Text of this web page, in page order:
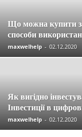
Що можна купити
способи
maxwelhelp - 02.12.2020
Як вигідно
Інвестиції в
maxwelhelp - 02.12.2020